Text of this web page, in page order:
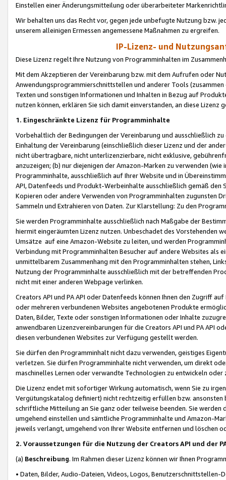
Einstellen einer Änderungsmitteilung oder überarbeiteter
Wir behalten uns das Recht vor, gegen jede unbefugte Nutzung bzw.
unserem alleinigen Ermessen angemessene Maßnahmen zu ergreifen.
IP-Lizenz- und
Diese Lizenz regelt Ihre Nutzung von Programminhalten im
Mit dem Akzeptieren der Vereinbarung bzw. mit dem Aufrufen oder
Anwendungsprogrammierschnittstellen und anderer Tools (zusammen
Texten und sonstigen Informationen und Inhalten in Bezug auf
nutzen können, erklären Sie sich damit einverstanden, an diese Lizenz
1. Eingeschränkte Lizenz für Programminhalte
Vorbehaltlich der Bedingungen der Vereinbarung und ausschließlich
Einhaltung der Vereinbarung (einschließlich dieser Lizenz und der
nicht übertragbare, nicht unterlizenzierbare, nicht exklusive,
anzuzeigen; (b) nur diejenigen der Amazon-Marken zu verwenden
Programminhalte, ausschließlich auf Ihrer Website und in
API, Datenfeeds und Produkt-Werbeinhalte ausschließlich gemäß
Kopieren oder andere Verwenden von Programminhalten zugunsten
Sammeln und Extrahieren von Daten. Zur Klarstellung: Zu den
Sie werden Programminhalte ausschließlich nach Maßgabe der
hiermit eingeräumten Lizenz nutzen. Unbeschadet des Vorstehenden
Umsätze auf eine Amazon-Website zu leiten, und werden
Verbindung mit Programminhalten Besucher auf andere Websites als
unmittelbarem Zusammenhang mit den Programminhalten stehen,
Nutzung der Programminhalte ausschließlich mit der betreffenden
nicht mit einer anderen Webpage verlinken.
Creators API und PA API oder Datenfeeds können Ihnen den Zugriff
oder mehreren verbundenen Websites angebotenen Produkte
Daten, Bilder, Texte oder sonstigen Informationen oder Inhalte
anwendbaren Lizenzvereinbarungen für die Creators API und PA API
diesen verbundenen Websites zur Verfügung gestellt werden.
Sie dürfen den Programminhalt nicht dazu verwenden, geistiges
verletzen. Sie dürfen Programminhalte nicht verwenden, um direkt
maschinelles Lernen oder verwandte Technologien zu entwickeln
Die Lizenz endet mit sofortiger Wirkung automatisch, wenn Sie zu
Vergütungskatalog definiert) nicht rechtzeitig erfüllen bzw. ansonsten
schriftliche Mitteilung an Sie ganz oder teilweise beenden. Sie werden
umgehend einstellen und sämtliche Programminhalte und Amazon-
jeweils verlangt, umgehend von Ihrer Website entfernen und löschen
2. Voraussetzungen für die Nutzung der Creators API und der
(a) Beschreibung. Im Rahmen dieser Lizenz können wir Ihnen
• Daten, Bilder, Audio-Dateien, Videos, Logos, Benutzerschnittstellen-